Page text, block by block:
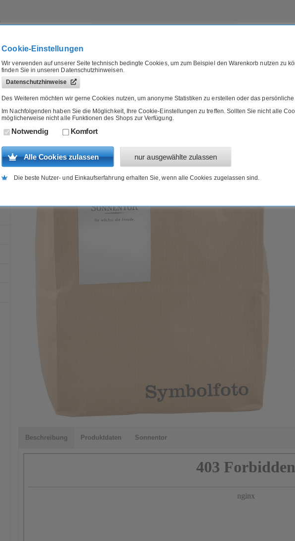
GROSSGEBINDE BIO TIERFUTTER B-WARE
Bio Gewürz Rosmarin, geschnitten 1000g Sonnentor
Beschreibung Produktdaten Sonnentor
Cookie-Einstellungen
Wir verwenden auf unserer Seite technisch bedingte Cookies, um zum Beispiel den Warenkorb nutzen zu
finden Sie in unseren Datenschutzhinweisen.
Datenschutzhinweise
Des Weiteren möchten wir gerne Cookies nutzen, um anonyme Statistiken zu erstellen oder das
Im Nachfolgenden haben Sie die Möglichkeit, Ihre Cookie-Einstellungen zu treffen. Sollten Sie nicht alle
möglicherweise nicht alle Funktionen des Shops zur Verfügung.
Notwendig Komfort
Alle Cookies zulassen nur ausgewählte zulassen
Die beste Nutzer- und Einkaufserfahrung erhalten Sie, wenn alle Cookies zugelassen sind.